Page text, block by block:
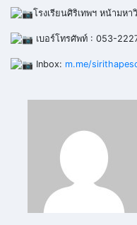
โรงเรียนศิริเทพฯ หน้ามหา
เบอร์โทรศัพท์ : 053-
Inbox: m.me/